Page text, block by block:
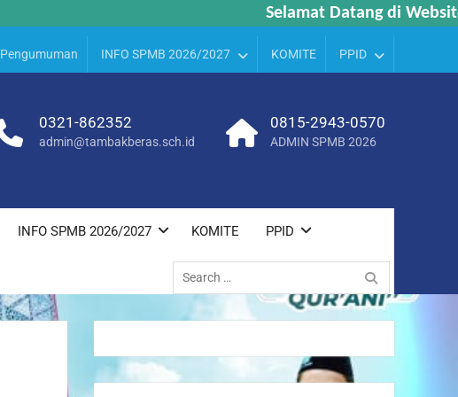
Pengumuman INFO SPMB 2026/2027 KOMITE PPID
0321-862352
admin@tambakberas.sch.id
0815-2943-0570
ADMIN SPMB 2026
INFO SPMB 2026/2027 KOMITE PPID
Search
for:
Selamat Datang di Website
Selamat Datang di Website